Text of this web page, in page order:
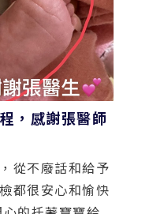
，感謝張醫師
從不廢話和給予
都很安心和愉快